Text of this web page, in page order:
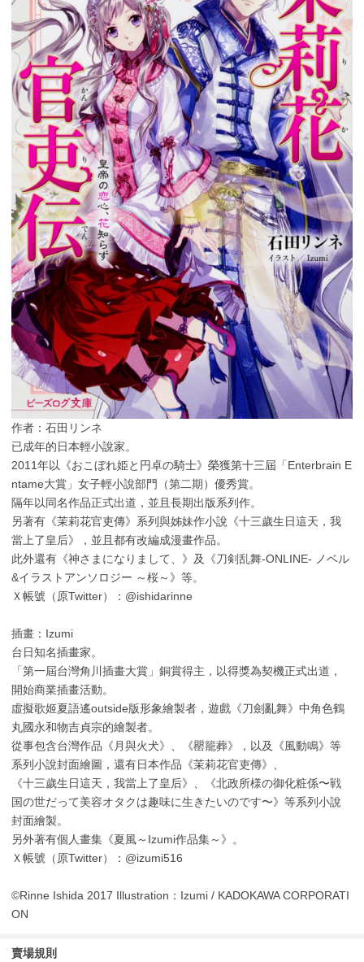
作者：石田リンネ
已成年的日本輕小說家。
2011年以《おこぼれ姫と円卓の騎士》榮獲第十三屆「Enterbrain E
ntame大賞」女子輕小說部門（第二期）優秀賞。
隔年以同名作品正式出道，並且長期出版系列作。
另著有《茉莉花官吏傳》系列與姊妹作小說《十三歲生日這天，我
當上了皇后》，並且都有改編成漫畫作品。
此外還有《神さまになりまして、》及《刀剣乱舞-ONLINE- ノベル
&イラストアンソロジー ～桜～》等。
Ｘ帳號（原Twitter）：@ishidarinne
插畫：Izumi
台日知名插畫家。
「第一屆台灣角川插畫大賞」銅賞得主，以得獎為契機正式出道，
開始商業插畫活動。
虛擬歌姬夏語遙outside版形象繪製者，遊戲《刀劍亂舞》中角色鶴
丸國永和物吉貞宗的繪製者。
從事包含台灣作品《月與火犬》、《罌籠葬》，以及《風動鳴》等
系列小說封面繪圖，還有日本作品《茉莉花官吏傳》、
《十三歲生日這天，我當上了皇后》、《北政所様の御化粧係〜戦
国の世だって美容オタクは趣味に生きたいのです〜》等系列小說
封面繪製。
另外著有個人畫集《夏風～Izumi作品集～》。
Ｘ帳號（原Twitter）：@izumi516
©Rinne Ishida 2017 Illustration：Izumi / KADOKAWA CORPORATI
ON
賣場規則